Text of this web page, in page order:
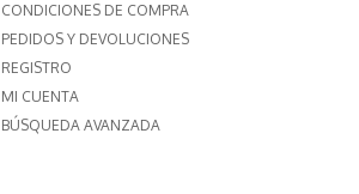
CONDICIONES DE COMPRA
PEDIDOS Y DEVOLUCIONES
REGISTRO
MI CUENTA
BÚSQUEDA AVANZADA